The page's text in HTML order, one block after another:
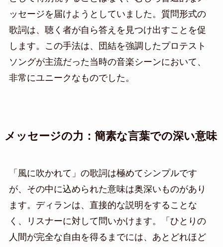
ッセージを届けようとしていました。質問形式の
歌詞は、聴く者が自ら答えを見つけ出すことを促
します。この手法は、団結を強調したプロテスト
ソングが主流だった当時の音楽シーンにおいて、
非常にユニークなものでした。
メッセージの力：簡素な言葉での深い意味
「風に吹かれて」の歌詞は極めてシンプルです
が、その中に込められた意味は奥深いものがあり
ます。ディランは、直接的な説明をすることな
く、リスナーに対して問いかけます。「ひとりの
人間が完全な自由を得るまでには、あとどれほど